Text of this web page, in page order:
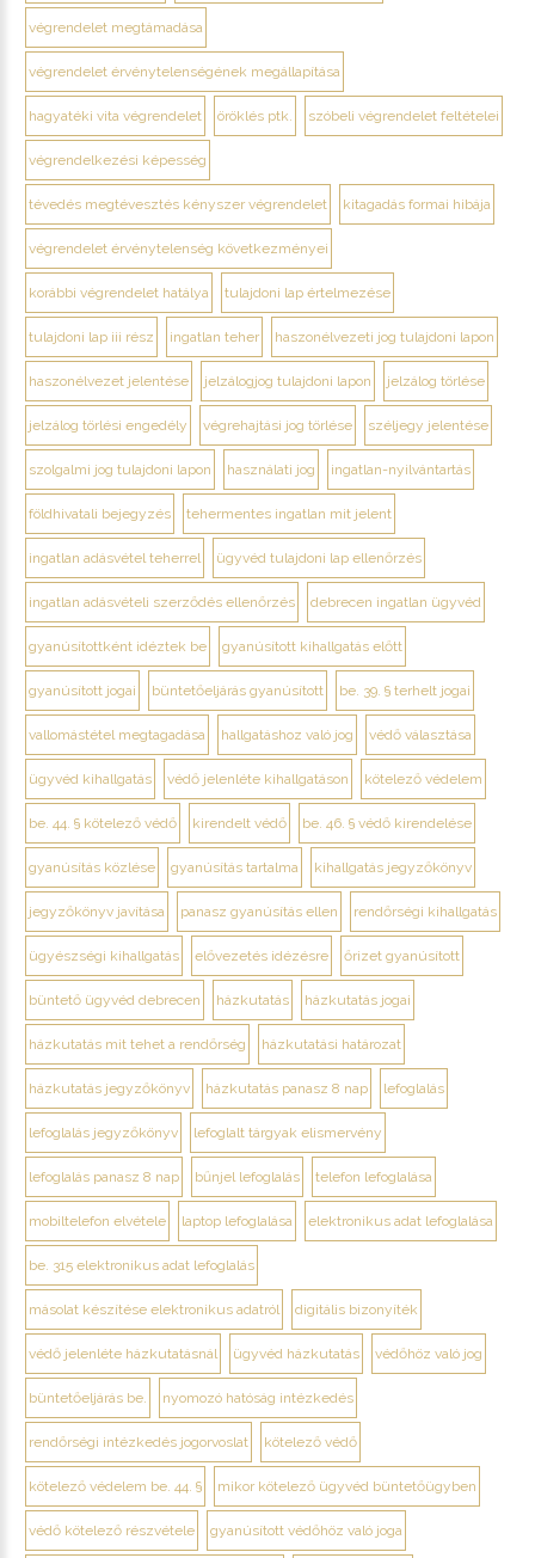
végrendelet megtámadása
végrendelet érvénytelenségének megállapítása
hagyatéki vita végrendelet öröklés ptk. szóbeli végrendelet feltételei
végrendelkezési képesség
tévedés megtévesztés kényszer végrendelet kitagadás formai hibája
végrendelet érvénytelenség következményei
korábbi végrendelet hatálya tulajdoni lap értelmezése
tulajdoni lap iii rész ingatlan teher haszonélvezeti jog tulajdoni lapon
haszonélvezet jelentése jelzálogjog tulajdoni lapon jelzálog törlése
jelzálog törlési engedély végrehajtási jog törlése széljegy jelentése
szolgalmi jog tulajdoni lapon használati jog ingatlan-nyilvántartás
földhivatali bejegyzés tehermentes ingatlan mit jelent
ingatlan adásvétel teherrel ügyvéd tulajdoni lap ellenőrzés
ingatlan adásvételi szerződés ellenőrzés debrecen ingatlan ügyvéd
gyanúsítottként idéztek be gyanúsított kihallgatás előtt
gyanúsított jogai büntetőeljárás gyanúsított be. 39. § terhelt jogai
vallomástétel megtagadása hallgatáshoz való jog védő választása
ügyvéd kihallgatás védő jelenléte kihallgatáson kötelező védelem
be. 44. § kötelező védő kirendelt védő be. 46. § védő kirendelése
gyanúsítás közlése gyanúsítás tartalma kihallgatás jegyzőkönyv
jegyzőkönyv javítása panasz gyanúsítás ellen rendőrségi kihallgatás
ügyészségi kihallgatás elővezetés idézésre őrizet gyanúsított
büntető ügyvéd debrecen házkutatás házkutatás jogai
házkutatás mit tehet a rendőrség házkutatási határozat
házkutatás jegyzőkönyv házkutatás panasz 8 nap lefoglalás
lefoglalás jegyzőkönyv lefoglalt tárgyak elismervény
lefoglalás panasz 8 nap bűnjel lefoglalás telefon lefoglalása
mobiltelefon elvétele laptop lefoglalása elektronikus adat lefoglalása
be. 315 elektronikus adat lefoglalás
másolat készítése elektronikus adatról digitális bizonyíték
védő jelenléte házkutatásnál ügyvéd házkutatás védőhöz való jog
büntetőeljárás be. nyomozó hatóság intézkedés
rendőrségi intézkedés jogorvoslat kötelező védő
kötelező védelem be. 44. § mikor kötelező ügyvéd büntetőügyben
védő kötelező részvétele gyanúsított védőhöz való joga